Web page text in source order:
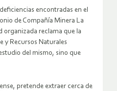
encontradas en el
de Compañía Minera La
organizada reclama que la
y Recursos Naturales
del mismo, sino que
pretende extraer cerca de